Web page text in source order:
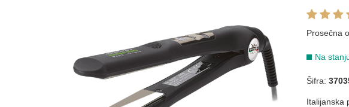
Prosečna
Na
Šifra:
Italijanska